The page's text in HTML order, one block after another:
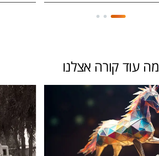
מה עוד קורה אצלנו